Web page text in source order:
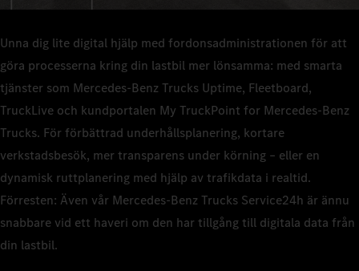
Unna dig lite digital hjälp med fordonsadministrationen för att
göra processerna kring din lastbil mer lönsamma: med smarta
tjänster som Mercedes‑Benz Trucks Uptime, Fleetboard,
TruckLive och kundportalen My TruckPoint for Mercedes‑Benz
Trucks. För förbättrad underhållsplanering, kortare
verkstadsbesök, mer transparens under körning – eller en
dynamisk ruttplanering med hjälp av trafikdata i realtid.
Förresten: Även vår Mercedes‑Benz Trucks Service24h är ännu
snabbare vid ett haveri om den har tillgång till digitala data från
din lastbil.